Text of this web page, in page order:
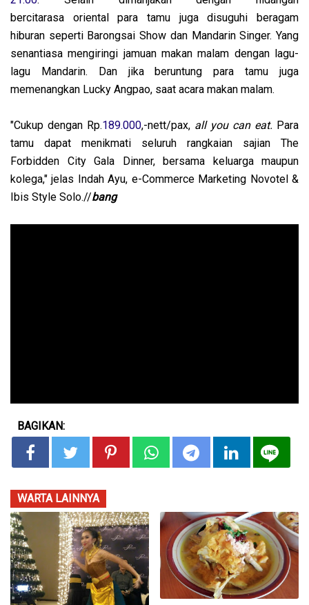
bercitarasa oriental para tamu juga disuguhi beragam
hiburan seperti Barongsai Show dan Mandarin Singer. Yang
senantiasa mengiringi jamuan makan malam dengan lagu-
lagu Mandarin. Dan jika beruntung para tamu juga
memenangkan Lucky Angpao, saat acara makan malam.
"Cukup dengan Rp.189.000,-nett/pax, all you can eat. Para
tamu dapat menikmati seluruh rangkaian sajian The
Forbidden City Gala Dinner, bersama keluarga maupun
kolega," jelas Indah Ayu, e-Commerce Marketing Novotel &
Ibis Style Solo.//bang
BAGIKAN:
WARTA LAINNYA